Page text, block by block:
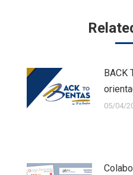
BACK
05/04/